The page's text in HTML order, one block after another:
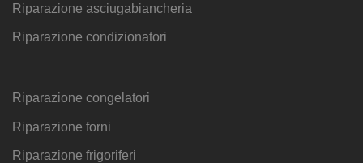
Riparazione asciugabiancheria
Riparazione condizionatori
Riparazione congelatori
Riparazione forni
Riparazione frigoriferi